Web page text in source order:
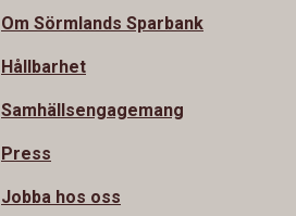
Om Sörmlands Sparbank
Hållbarhet
Samhällsengagemang
Press
Jobba hos oss